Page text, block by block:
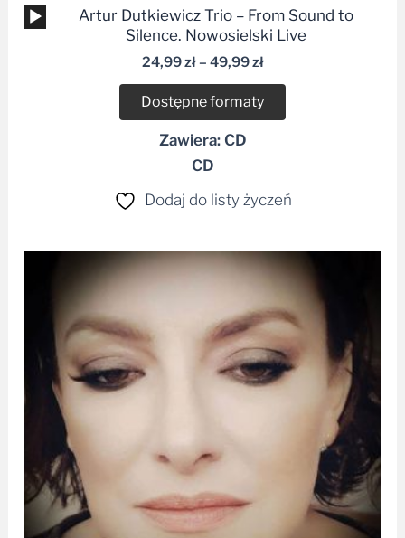
Odtwarzacz
plików
dźwiękowych
Artur Dutkiewicz Trio – From Sound to
Silence. Nowosielski Live
24,99zł– 49,99zł
Dostępne formaty
Zawiera: CD
CD
Dodaj do listy życzeń